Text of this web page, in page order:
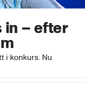
in – efter
i konkurs. Nu